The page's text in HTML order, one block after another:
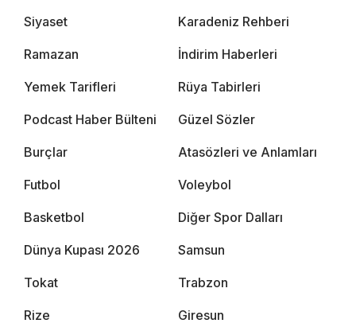
Siyaset Karadeniz Rehberi
Ramazan İndirim Haberleri
Yemek Tarifleri Rüya Tabirleri
Podcast Haber Bülteni Güzel Sözler
Burçlar Atasözleri ve Anlamları
Futbol Voleybol
Basketbol Diğer Spor Dalları
Dünya Kupası 2026 Samsun
Tokat Trabzon
Rize Giresun